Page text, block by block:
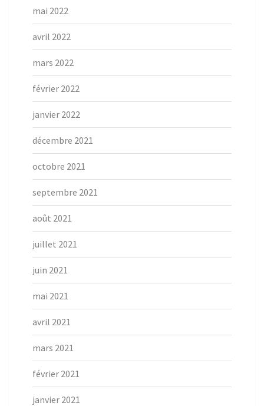
mai 2022
avril 2022
mars 2022
février 2022
janvier 2022
décembre 2021
octobre 2021
septembre 2021
août 2021
juillet 2021
juin 2021
mai 2021
avril 2021
mars 2021
février 2021
janvier 2021